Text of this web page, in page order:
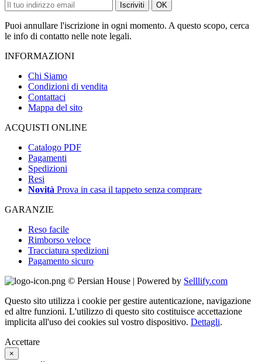
Iscriviti OK
Puoi annullare l'iscrizione in ogni momento. A questo scopo, cerca
le info di contatto nelle note legali.
INFORMAZIONI
Chi Siamo
Condizioni di vendita
Contattaci
Mappa del sito
ACQUISTI ONLINE
Catalogo PDF
Pagamenti
Spedizioni
Resi
Novità Prova in casa il tappeto senza comprare
GARANZIE
Reso facile
Rimborso veloce
Tracciatura spedizioni
Pagamento sicuro
© Persian House | Powered by Selllify.com
Questo sito utilizza i cookie per gestire autenticazione, navigazione
ed altre funzioni. L'utilizzo di questo sito costituisce accettazione
implicita all'uso dei cookies sul vostro dispositivo. Dettagli.
Accettare
×